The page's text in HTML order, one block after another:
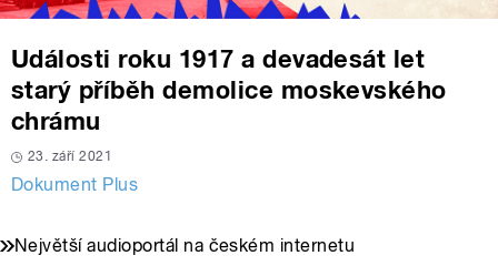
Události roku 1917 a devadesát let
starý příběh demolice moskevského
chrámu
23. září 2021
Dokument Plus
Největší audioportál na českém internetu